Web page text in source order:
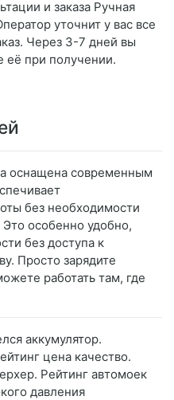
и заказа Ручная
уточнит у вас все
Через 3-7 дней вы
её при получении.
оснащена современным
без необходимости
особенно удобно,
без доступа к
Просто зарядите
работать там, где
аккумулятор.
цена качество.
Рейтинг автомоек
давления